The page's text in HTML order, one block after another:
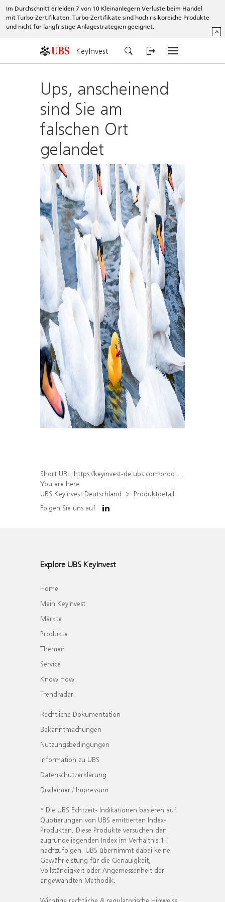
Im Durchschnitt erleiden 7 von 10 Kleinanlegern Verluste beim Handel
mit Turbo-Zertifikaten. Turbo-Zertifikate sind hoch risikoreiche Produkte
und nicht für langfristige Anlagestrategien geeignet.
^
KeyInvest
Ups, anscheinend
sind Sie am
falschen Ort
gelandet
Short URL: https://keyinvest-de.ubs.com/produkt/detail/index/isin/DE000WA5QDV6
You are here:
UBS KeyInvest Deutschland
Produktdetail
Folgen Sie uns auf
Explore UBS KeyInvest
Home
Mein KeyInvest
Märkte
Produkte
Themen
Service
Know How
Trendradar
Rechtliche Dokumentation
Bekanntmachungen
Nutzungsbedingungen
Information zu UBS
Datenschutzerklärung
Disclaimer / Impressum
* Die UBS Echtzeit- Indikationen basieren auf
Quotierungen von UBS emittierten Index-
Produkten. Diese Produkte versuchen den
zugrundeliegenden Index im Verhältnis 1:1
nachzufolgen. UBS übernimmt dabei keine
Gewährleistung für die Genauigkeit,
Vollständigkeit oder Angemessenheit der
angewandten Methodik.